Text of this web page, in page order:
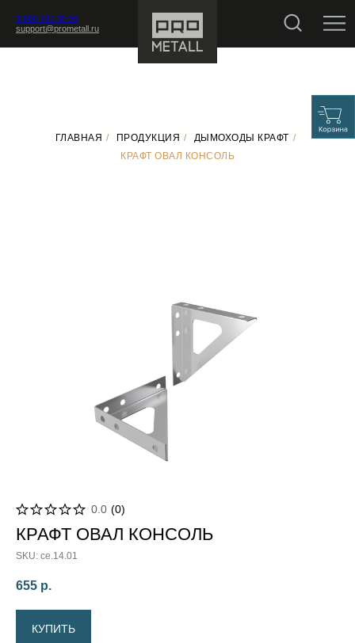
8 800 707 30 96
support@prometall.ru
ГЛАВНАЯ / ПРОДУКЦИЯ / ДЫМОХОДЫ КРАФТ /
КРАФТ ОВАЛ КОНСОЛЬ
0.0 (0)
КРАФТ ОВАЛ КОНСОЛЬ
SKU: ce.14.01
655 р.
КУПИТЬ